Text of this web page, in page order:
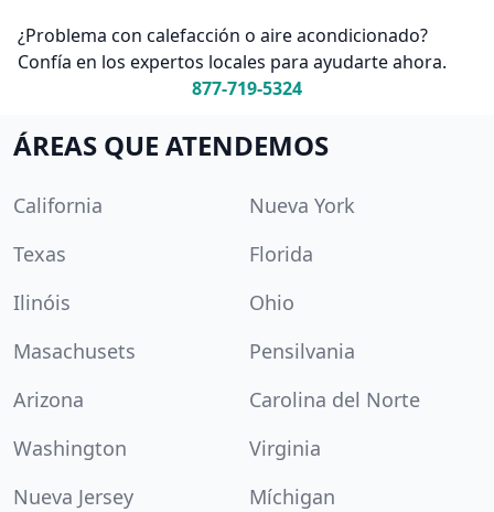
¿Problema con calefacción o aire acondicionado?
Confía en los expertos locales para ayudarte ahora.
877-719-5324
ÁREAS QUE ATENDEMOS
California
Nueva York
Texas
Florida
Ilinóis
Ohio
Masachusets
Pensilvania
Arizona
Carolina del Norte
Washington
Virginia
Nueva Jersey
Míchigan